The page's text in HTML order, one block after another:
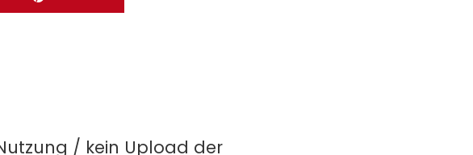
/ kein Upload der